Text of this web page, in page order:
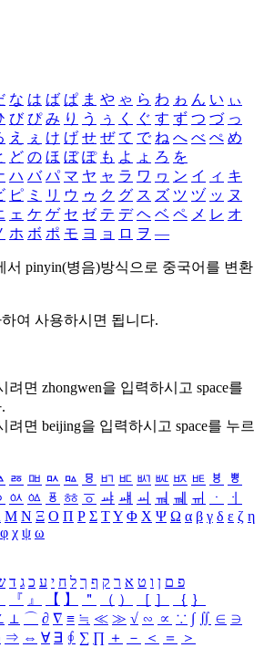
な は ば ぱ ま や ゃ ら わ ゎ ん い ぃ
び ぴ み り う ぅ く ぐ す ず つ づ っ
え ぇ け げ せ ぜ て で ね へ べ ぺ め
ど の ほ ぼ ぽ も よ ょ ろ を
ハ バ パ マ ヤ ャ ラ ワ ヮ ン イ ィ キ
ピ ミ リ ウ ゥ ク グ ス ズ ツ ヅ ッ ヌ
ェ ケ ゲ セ ゼ テ デ ヘ ベ ペ メ レ オ
ホ ボ ポ モ ヨ ョ ロ ヲ ―
서 pinyin(병음)방식으로 중국어를 변환
여 사용하시면 됩니다.
려면 zhongwen을 입력하시고 space를
려면 beijing을 입력하시고 space를 누르
ㅭ ㅮ ㅯ ㅰ ㅱ ㅲ ㅳ ㅴ ㅵ ㅶ ㅷ ㅸ
ㅹ
ㆂ ㆃ ㆄ ㆅ ㆆ ㆇ ㆈ ㆉ ㆊ ㆋ ㆌ ㆍ
ㆎ
Μ Ν Ξ Ο Π Ρ Σ ΤΥ Φ Χ Ψ Ω α β γ δ ε ζ η
φ χ ψ ω
פ ם ן ו ט א ר ק ף ך ל ח י ע כ ג ד
『 』 【 】 ＂ （ ） ［ ］ ｛ ｝
⊥ ⌒ ∂ ∇ ≡ ≒ ≪ ≫ √ ∽ ∝ ∵ ∫ ∬ ∈ ∋
⇒ ⇔ ∀ ∃ ∮ ∑ ∏ ＋ － ＜ ＝
＞